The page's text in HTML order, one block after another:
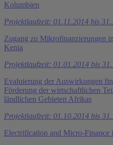
Kolumbien
Projektlaufzeit: 01.11.2014 bis
Zugang zu Mikrofinanzierungen
Kenia
Projektlaufzeit: 01.01.2014 bis
Evaluierung der Auswirkungen
Förderung der wirtschaftlichen
ländlichen Gebieten Afrikas
Projektlaufzeit: 01.10.2014 bis
Electrification and Micro-Finance